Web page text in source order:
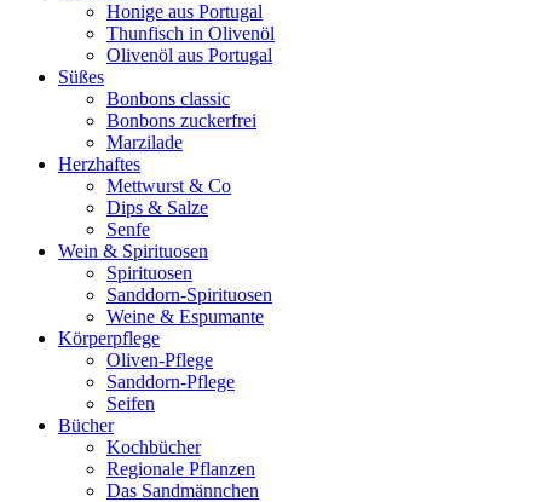
Honige aus Portugal
Thunfisch in Olivenöl
Olivenöl aus Portugal
Süßes
Bonbons classic
Bonbons zuckerfrei
Marzilade
Herzhaftes
Mettwurst & Co
Dips & Salze
Senfe
Wein & Spirituosen
Spirituosen
Sanddorn-Spirituosen
Weine & Espumante
Körperpflege
Oliven-Pflege
Sanddorn-Pflege
Seifen
Bücher
Kochbücher
Regionale Pflanzen
Das Sandmännchen